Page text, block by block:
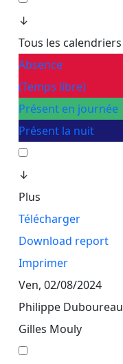
↓
Tous les calendriers
Absence
(Temps libre)
Présent en journée
Présent la nuit
↓
Plus
Télécharger
Download report
Imprimer
Ven, 02/08/2024
Philippe Duboureau
Gilles Mouly